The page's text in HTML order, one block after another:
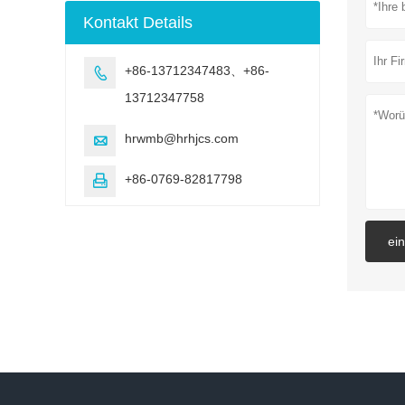
Bewitterung
Testmaschine
Kontakt Details

+86-13712347483、+86-
13712347758
 hrwmb@hrhjcs.com
 +86-0769-82817798